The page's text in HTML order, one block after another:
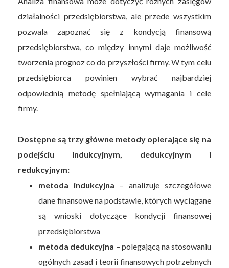
działalności przedsiębiorstwa, ale przede wszystkim
pozwala zapoznać się z kondycją finansową
przedsiębiorstwa, co między innymi daje możliwość
tworzenia prognoz co do przyszłości firmy. W tym celu
przedsiębiorca powinien wybrać najbardziej
odpowiednią metodę spełniającą wymagania i cele
firmy.
Dostępne są trzy główne metody opierające się na
podejściu indukcyjnym, dedukcyjnym i
redukcyjnym:
metoda indukcyjna – analizuje szczegółowe
dane finansowe na podstawie, których wyciągane
są wnioski dotyczące kondycji finansowej
przedsiębiorstwa
metoda dedukcyjna – polegającą na stosowaniu
ogólnych zasad i teorii finansowych potrzebnych